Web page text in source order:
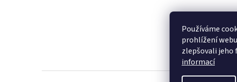
Používáme
prohlížení
zlepšovali jeho
informací